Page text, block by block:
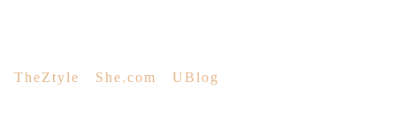
TheZtyle She.com UBlog